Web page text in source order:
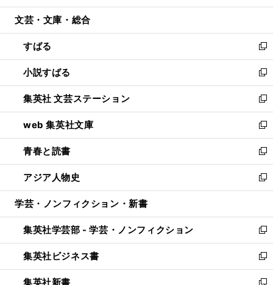
開
ウ
開
く
ン
ウ
で
開
く
ウ
ン
ド
ウ
で
開
く
文芸・文庫・総合
すばる
新
し
い
ウ
ィ
ン
ド
ウ
で
開
く
小説すばる
新
し
い
ウ
ィ
ン
ド
ウ
で
開
集英社 文芸ステーション
新
し
い
ウ
ィ
ン
ド
ウ
開
く
web 集英社文庫
新
し
い
ウ
ィ
ン
ウ
で
開
く
青春と読書
新
し
い
ウ
ン
ド
ウ
で
開
く
アジア人物史
新
し
ウ
ィ
ン
ド
ウ
で
学芸・ノンフィクション・新書
集英社学芸部 - 学芸・ノンフィクション
新
し
い
ウ
集英社ビジネス書
新
し
集英社新書